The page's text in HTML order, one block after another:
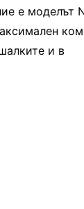
е моделът
и в